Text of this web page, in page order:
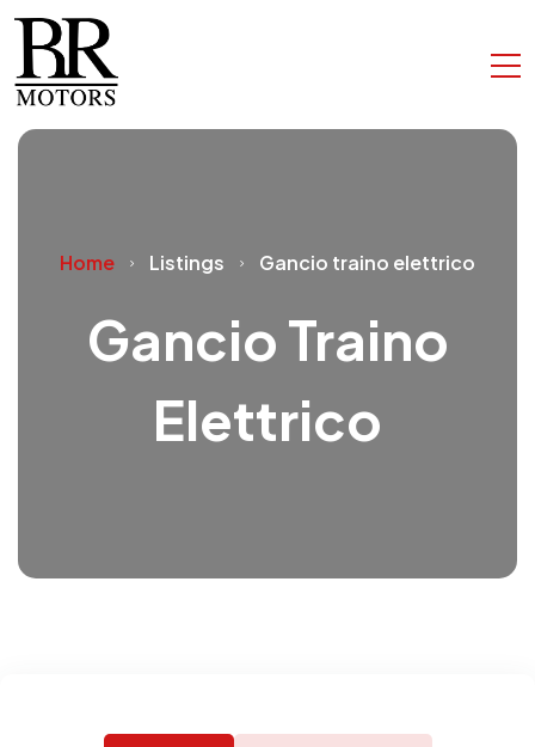
Home Listings Gancio traino elettrico
Gancio Traino
Elettrico